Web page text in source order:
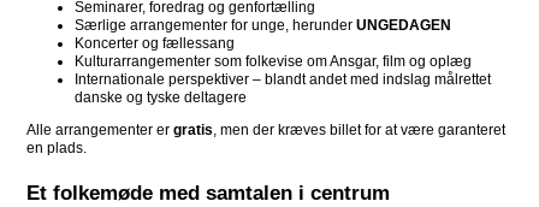
Seminarer, foredrag og genfortælling
Særlige arrangementer for unge, herunderUNGEDAGEN
Koncerter og fællessang
Kulturarrangementer som folkevise om Ansgar, film og oplæg
Internationale perspektiver – blandt andet med indslag målrettet
danske og tyske deltagere
Alle arrangementer ergratis, men der kræves billet for at være garanteret
en plads.
Et folkemøde med samtalen i centrum